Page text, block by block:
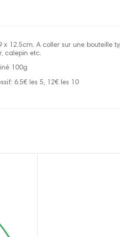
x 12.5cm. A coller sur une bouteille
calepin etc.
100g
6.5€ les 5, 12€ les 10